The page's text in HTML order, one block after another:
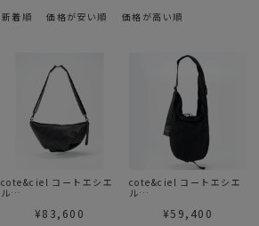
新着順 価格が安い順 価格が高い順
cote&ciel コートエシエ
ル
ネ アライアス ブラック
¥83,600
cote&ciel コートエシエ
ル
イコ スムース ブラック
¥59,400